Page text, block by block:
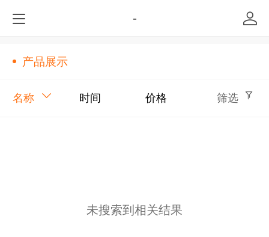
-
产品展示
名称 时间 价格 筛选
未搜索到相关结果